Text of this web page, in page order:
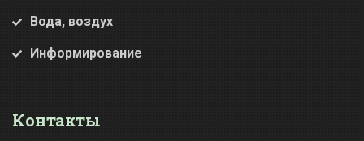
Вода, воздух
Информирование
Контакты